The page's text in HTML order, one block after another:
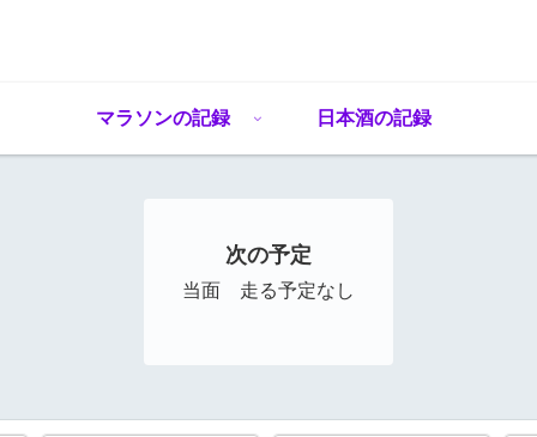
マラソンの記録 日本酒の記録
次の予定
当面 走る予定なし